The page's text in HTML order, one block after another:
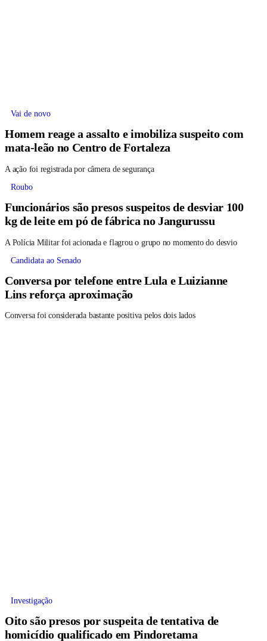
Vai de novo
Homem reage a assalto e imobiliza suspeito com
mata-leão no Centro de Fortaleza
A ação foi registrada por câmera de segurança
Roubo
Funcionários são presos suspeitos de desviar 100
kg de leite em pó de fábrica no Jangurussu
A Polícia Militar foi acionada e flagrou o grupo no momento do desvio
Candidata ao Senado
Conversa por telefone entre Lula e Luizianne
Lins reforça aproximação
Conversa foi considerada bastante positiva pelos dois lados
Investigação
Oito são presos por suspeita de tentativa de
homicídio qualificado em Pindoretama